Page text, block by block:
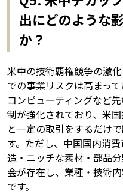
出にどのような
か？
米中の技術覇権競争の激
での事業リスクは高まっ
コンピューティングなど
制が強化されており、米
と一定の取引をするだけ
す。ただし、中国国内消
造・ニッチな素材・部品
会が存在し、業種・技術
です。